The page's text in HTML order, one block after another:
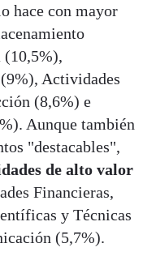
hace con mayor
(10,5%),
Actividades
(8,6%) e
Aunque también
"destacables",
de alto valor
Financieras,
y Técnicas
(5,7%).